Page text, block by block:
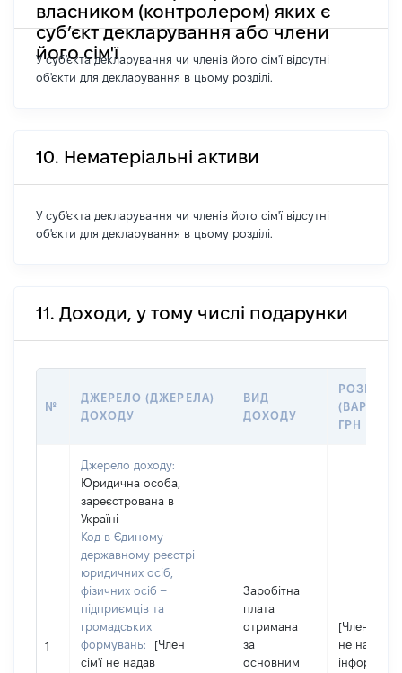
власником (контролером) яких є
суб’єкт декларування або члени
його сім'ї
У суб'єкта декларування чи членів його сім'ї відсутні
об'єкти для декларування в цьому розділі.
10. Нематеріальні активи
У суб'єкта декларування чи членів його сім'ї відсутні
об'єкти для декларування в цьому розділі.
11. Доходи, у тому числі подарунки
№
ДЖЕРЕЛО (ДЖЕРЕЛА)
ДОХОДУ
ВИД
ДОХОДУ
РОЗМІР
ГРН
1
Джерело доходу:
Юридична особа,
зареєстрована в
Україні
Код в Єдиному
державному реєстрі
юридичних осіб,
фізичних осіб –
підприємців та
громадських
формувань:
[Член
сім'ї не надав
Заробітна
плата
отримана
за
основним
[Член сім'ї
не надав